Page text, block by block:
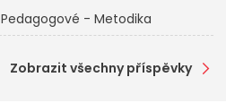
Pedagogové - Metodika
Zobrazit všechny příspěvky